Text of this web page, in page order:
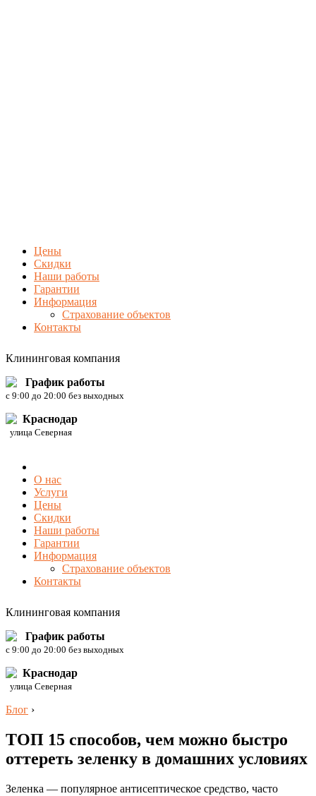
Цены
Скидки
Наши работы
Гарантии
Информация
Страхование объектов
Контакты
Клининговая компания
График работы
c 9:00 до 20:00 без выходных
Краснодар
улица Северная
О нас
Услуги
Цены
Скидки
Наши работы
Гарантии
Информация
Страхование объектов
Контакты
Клининговая компания
График работы
c 9:00 до 20:00 без выходных
Краснодар
улица Северная
Блог ›
ТОП 15 способов, чем можно быстро
оттереть зеленку в домашних условиях
Зеленка — популярное антисептическое средство, часто